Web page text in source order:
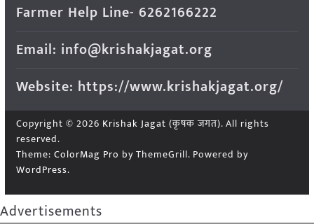
Farmer Help Line- 6262166222
Email: info@krishakjagat.org
Website: https://www.krishakjagat.org/
Copyright © 2026 Krishak Jagat (कृषक जगत). All rights
reserved.
Theme: ColorMag Pro by ThemeGrill. Powered by
WordPress.
Advertisements